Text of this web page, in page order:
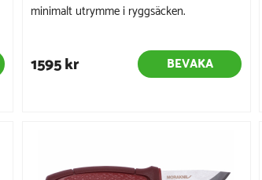
minimalt utrymme i ryggsäcken.
1595 kr BEVAKA